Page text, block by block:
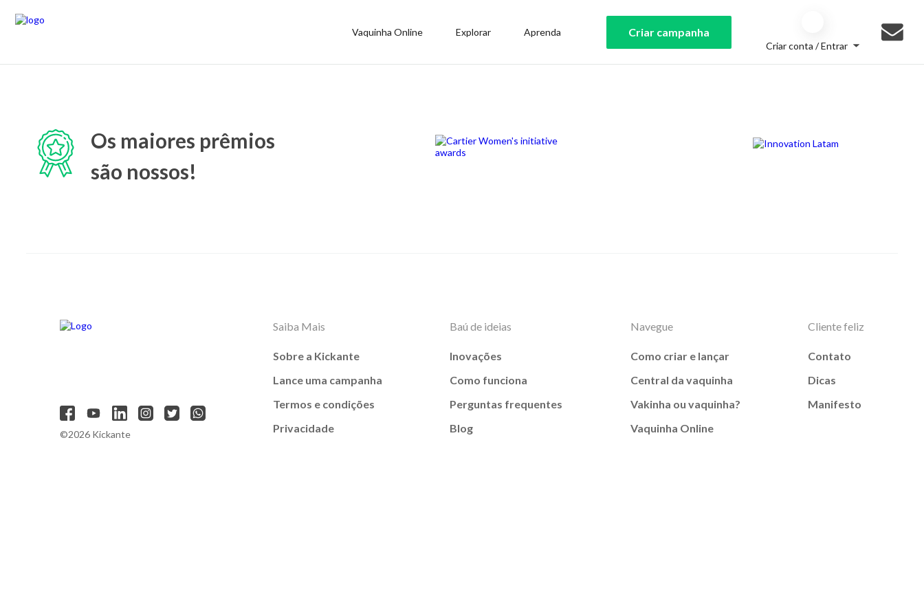
Vaquinha Online Explorar Aprenda Criar campanha
Criar conta / Entrar
Os maiores prêmios
são nossos!
©2026 Kickante
Saiba Mais
Sobre a Kickante
Lance uma campanha
Termos e condições
Privacidade
Baú de ideias
Inovações
Como funciona
Perguntas frequentes
Blog
Navegue
Como criar e lançar
Central da vaquinha
Vakinha ou vaquinha?
Vaquinha Online
Cliente feliz
Contato
Dicas
Manifesto